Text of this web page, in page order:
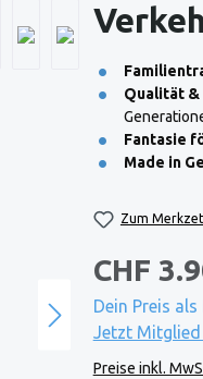
Qualität
Fantasie
Made in
Zum
CHF
Dein Preis
Jetzt Mitglied
Preise inkl.